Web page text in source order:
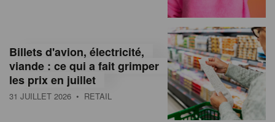
s
s
u
Billets d'avion, électricité,
viande : ce qui a fait grimper
les prix en juillet
31 JUILLET 2026 • RETAIL